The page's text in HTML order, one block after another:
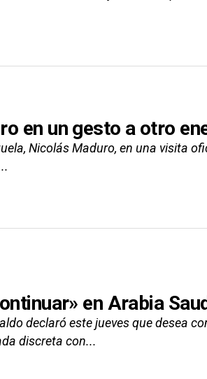
en un gesto a otro
Nicolás Maduro, en una visita
en Arabia
declaró este jueves que desea
discreta con...